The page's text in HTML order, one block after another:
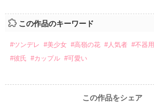
この作品のキーワード
#ツンデレ #美少女 #高嶺の花 #人気者 #不器用
#彼氏 #カップル #可愛い
この作品をシェア